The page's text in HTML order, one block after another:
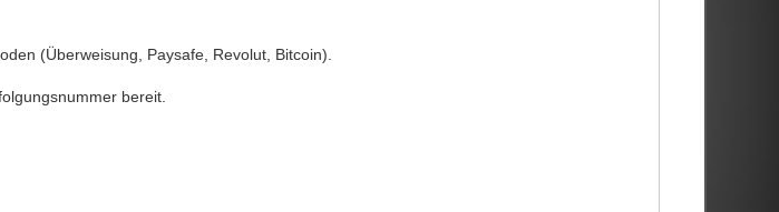
(Überweisung, Paysafe, Revolut, Bitcoin).
bereit.